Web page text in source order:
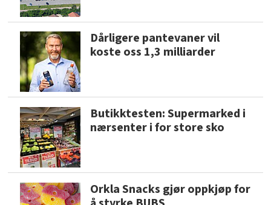
Dårligere pantevaner vil
koste oss 1,3 milliarder
Butikktesten: Supermarked i
nærsenter i for store sko
Orkla Snacks gjør oppkjøp for